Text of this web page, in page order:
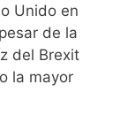
Unido en
de la
del Brexit
la mayor